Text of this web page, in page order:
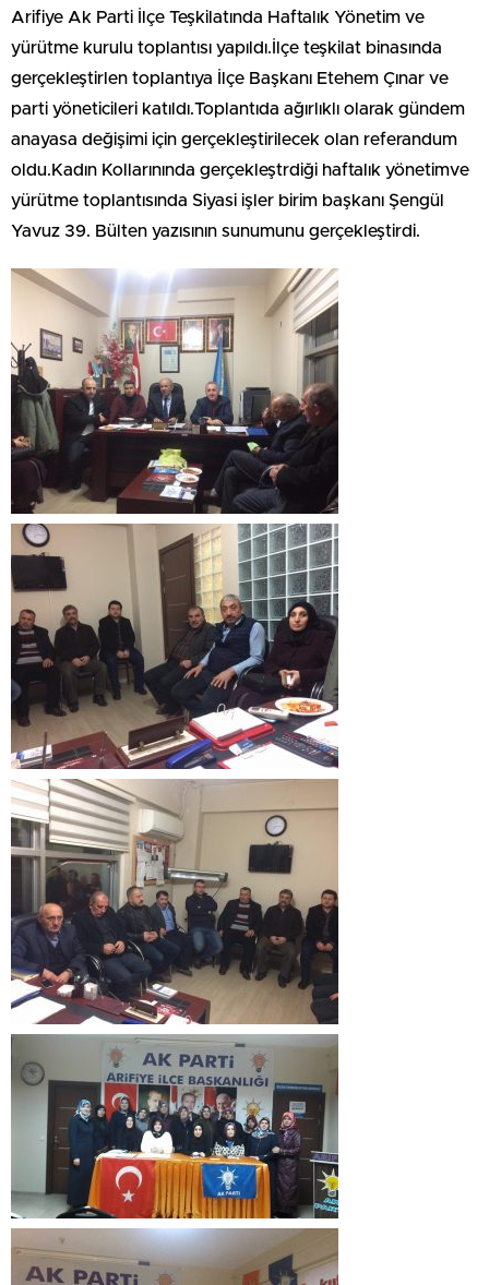
Arifiye Ak Parti İlçe Teşkilatında Haftalık Yönetim ve
yürütme kurulu toplantısı yapıldı.İlçe teşkilat binasında
gerçekleştirlen toplantıya İlçe Başkanı Etehem Çınar ve
parti yöneticileri katıldı.Toplantıda ağırlıklı olarak gündem
anayasa değişimi için gerçekleştirilecek olan referandum
oldu.Kadın Kollarınında gerçekleştrdiği haftalık yönetimve
yürütme toplantısında Siyasi işler birim başkanı Şengül
Yavuz 39. Bülten yazısının sunumunu gerçekleştirdi.